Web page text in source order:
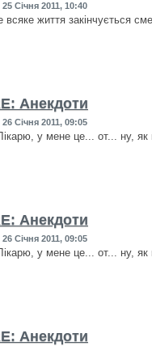
25 Січня 2011, 10:40
всяке життя закінчується
Анекдоти
26 Січня 2011, 09:05
у мене це... от... ну,
Анекдоти
26 Січня 2011, 09:05
у мене це... от... ну,
Анекдоти